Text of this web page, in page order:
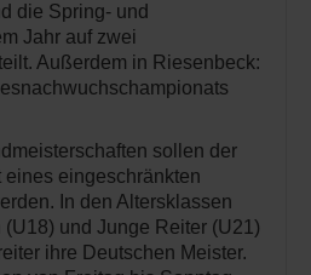
die Spring- und
Jahr auf zwei
Außerdem in Riesenbeck:
sollen der
eingeschränkten
In den Altersklassen
(U18) und Junge Reiter (U21)
ihre Deutschen Meister.